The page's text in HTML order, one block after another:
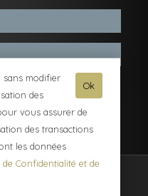
Tradition
Ok
modifier
des
vous assurer de
des transactions
les données
de Confidentialité et de